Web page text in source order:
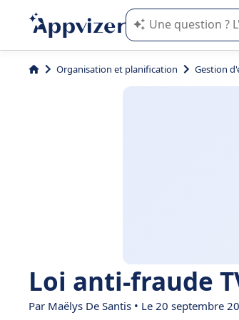
L'IA de Appvizer
Organisation et planification Gestion
Loi anti-fraude
Par Maëlys De Santis • Le 20 septembre